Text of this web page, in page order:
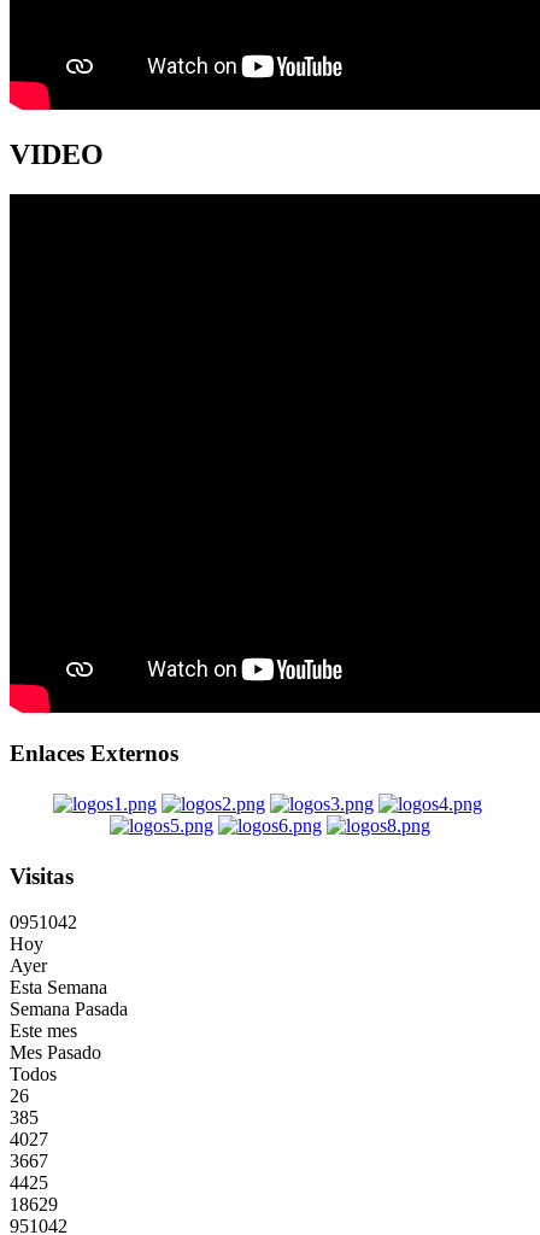
VIDEO
Enlaces Externos
Visitas
0951042
Hoy
Ayer
Esta Semana
Semana Pasada
Este mes
Mes Pasado
Todos
26
385
4027
3667
4425
18629
951042